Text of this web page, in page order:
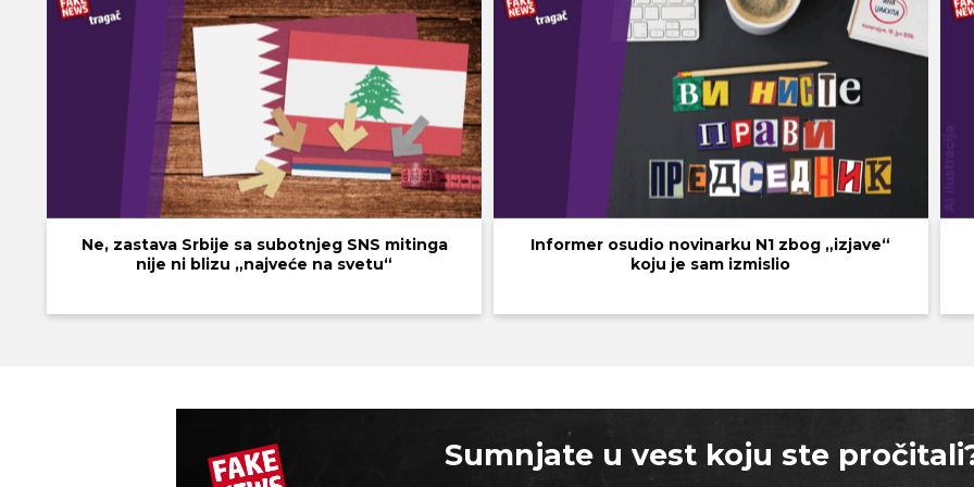
Ne, zastava Srbije sa subotnjeg SNS mitinga
nije ni blizu „najveće na svetu“
Informer osudio novinarku N1 zbog „izjave“
koju je sam izmislio
Sumnjate u vest koju ste